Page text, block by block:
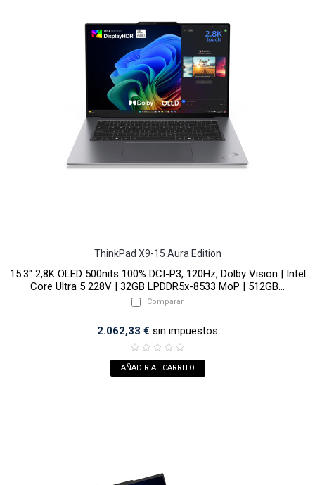
ThinkPad X9-15 Aura Edition
15.3" 2,8K OLED 500nits 100% DCI-P3, 120Hz, Dolby Vision | Intel
Core Ultra 5 228V | 32GB LPDDR5x-8533 MoP | 512GB...
Comparar
2.062,33 € sin impuestos
AÑADIR AL CARRITO